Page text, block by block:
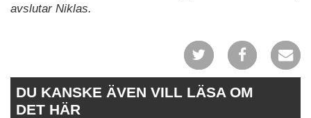
avslutar Niklas.
DU KANSKE ÄVEN VILL LÄSA OM
DET HÄR